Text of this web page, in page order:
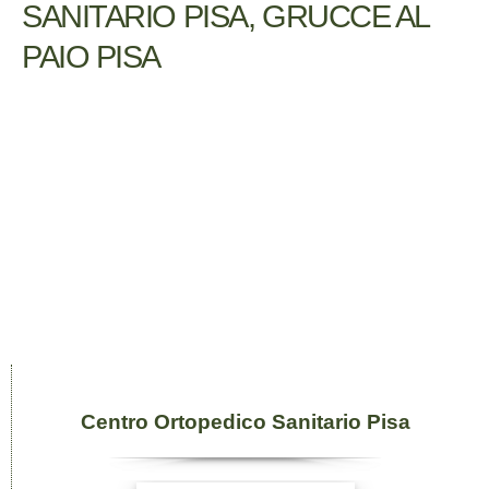
SANITARIO PISA, GRUCCE AL
PAIO PISA
Centro Ortopedico Sanitario Pisa